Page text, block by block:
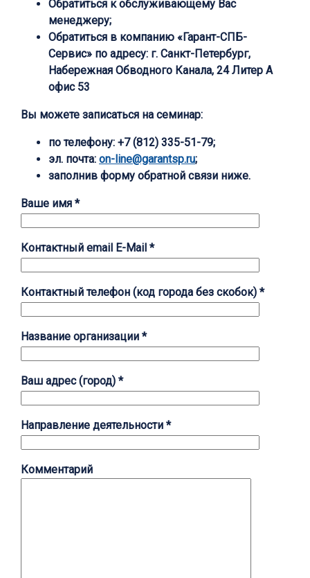
Обратиться к обслуживающему Вас
менеджеру;
Обратиться в компанию «Гарант-СПБ-
Сервис» по адресу: г. Санкт-Петербург,
Набережная Обводного Канала, 24 Литер А
офис 53
Вы можете записаться на семинар:
по телефону: +7 (812) 335-51-79;
эл. почта: on-line@garantsp.ru;
заполнив форму обратной связи ниже.
Ваше имя *
Контактный email E-Mail *
Контактный телефон (код города без скобок) *
Название организации *
Ваш адрес (город) *
Направление деятельности *
Комментарий